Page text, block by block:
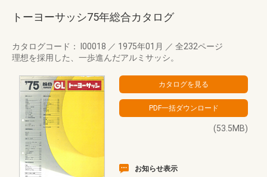
トーヨーサッシ75年総合カタログ
カタログコード： I00018 ／ 1975年01月 ／ 全232ページ
理想を採用した、一歩進んだアルミサッシ。
(53.5MB)
お知らせ表示